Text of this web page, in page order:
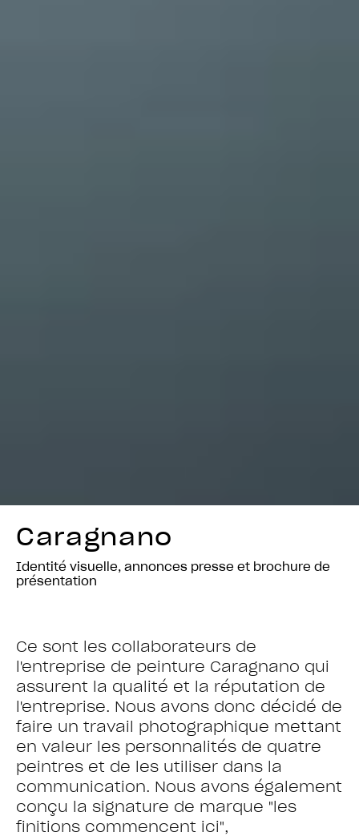
Caragnano
Identité visuelle, annonces presse et brochure de
présentation
Ce sont les collaborateurs de
l'entreprise de peinture Caragnano qui
assurent la qualité et la réputation de
l'entreprise. Nous avons donc décidé de
faire un travail photographique mettant
en valeur les personnalités de quatre
peintres et de les utiliser dans la
communication. Nous avons également
conçu la signature de marque "les
finitions commencent ici",